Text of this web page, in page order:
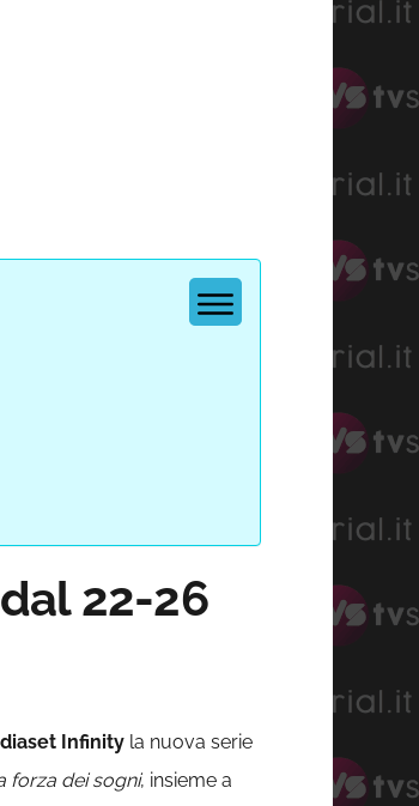
22-26
Infinity la nuova serie
forza dei sogni, insieme a